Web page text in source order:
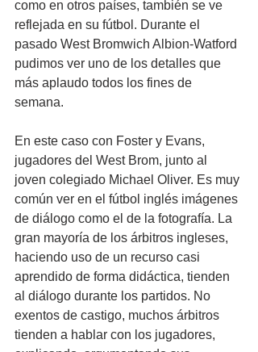
como en otros países, también se ve
reflejada en su fútbol. Durante el
pasado West Bromwich Albion-Watford
pudimos ver uno de los detalles que
más aplaudo todos los fines de
semana.
En este caso con Foster y Evans,
jugadores del West Brom, junto al
joven colegiado Michael Oliver. Es muy
común ver en el fútbol inglés imágenes
de diálogo como el de la fotografía. La
gran mayoría de los árbitros ingleses,
haciendo uso de un recurso casi
aprendido de forma didáctica, tienden
al diálogo durante los partidos. No
exentos de castigo, muchos árbitros
tienden a hablar con los jugadores,